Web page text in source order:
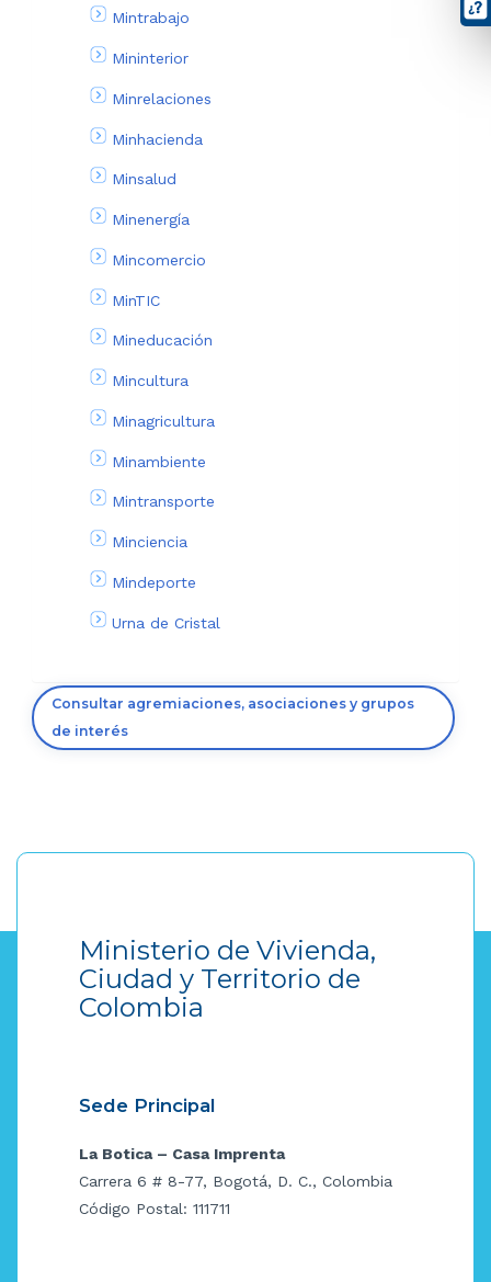
Mintrabajo
Mininterior
Minrelaciones
Minhacienda
Minsalud
Minenergía
Mincomercio
MinTIC
Mineducación
Mincultura
Minagricultura
Minambiente
Mintransporte
Minciencia
Mindeporte
Urna de Cristal
Consultar agremiaciones, asociaciones y grupos
de interés
Ministerio de Vivienda,
Ciudad y Territorio de
Colombia
Sede Principal
La Botica – Casa Imprenta
Carrera 6 # 8-77, Bogotá, D. C., Colombia
Código Postal: 111711